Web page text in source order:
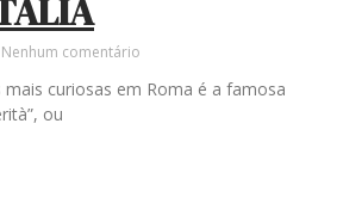
Nenhum comentário
curiosas em Roma é a famosa
ou